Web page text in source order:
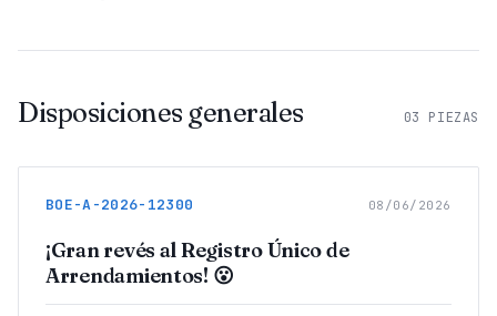
Disposiciones generales 03 PIEZAS
BOE-A-2026-12300 08/06/2026
¡Gran revés al Registro Único de
Arrendamientos! 😮